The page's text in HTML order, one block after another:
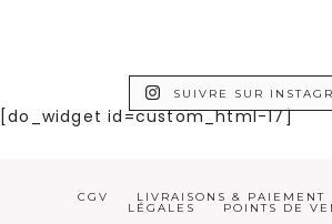
[do_widget id=custom_html-17]
SUIVRE SUR
CGV LIVRAISONS & PAIEMENT
LÉGALES
POINTS DE